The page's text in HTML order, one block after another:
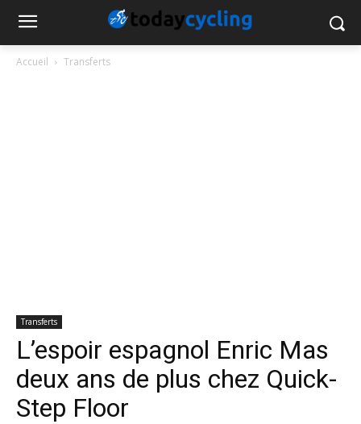
Accueil Transferts
Transferts
L’espoir espagnol Enric Mas
deux ans de plus chez Quick-
Step Floor